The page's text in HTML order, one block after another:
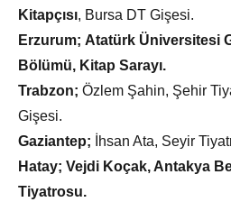
Kitapçısı, Bursa DT Gişesi.
Erzurum; Atatürk Üniversitesi
Bölümü, Kitap Sarayı.
Trabzon; Özlem Şahin, Şehir
Gişesi.
Gaziantep; İhsan Ata, Seyir
Hatay; Vejdi Koçak, Antakya
Tiyatrosu.